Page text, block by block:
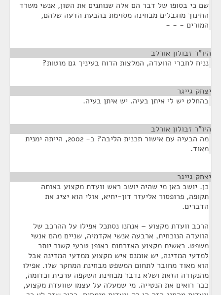
שם כי בסופו של דבר הם אלה שנותנים את הטון, אנשי משרד
החינוך מוגבלים מבחינה מסוימת בהבעת הדעה שלהם,
המורים - - -
היו"ר זבולון אורלב
נניח לחברי הוועדה, המלצות הדוח בעיניך גם מוטות?
יצחק גייגר
בהחלט יש לי איתן בעיה. יש איתן בעיה.
היו"ר זבולון אורלב
מה הבעיה עם אישור תכנית הליבה? ב- 2002, הייתה ימנית
מאוד.
יצחק גייגר
כן. יושב כאן מי שהיה יושב ראש וועדת מקצוע באותה
תקופה, פרופסור אליעזר דון-יחיא, אולי הוא יציג את
הדברים.
הרכב וועדת מקצוע – אנחנו נסתכל אפילו על ההרכב של
הוועדה הנוכחית, ארבעה אנשי אקדמיה, שניים מהם אנשי
משפט. ראשית מקצוע האזרחות באופן טבעי קשור יותר
למדעי המדינה, יש אומנם איש מקצוע ממדעי המדינה אבל
הוא מאוד מחובר לתחום המשפט מבחינת המחקר שלו. אפילו
מהנקודה הזאת ושלא נדבר מבחינת השקפה ערכית וכדומה,
כבר רואים את הנטייה. מי שמעלה על עצמו שוועדת מקצוע,